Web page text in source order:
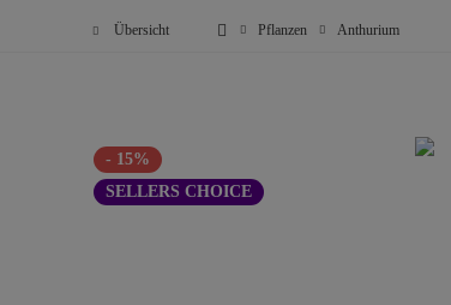
Übersicht Pflanzen Anthurium
- 15%
SELLERS CHOICE